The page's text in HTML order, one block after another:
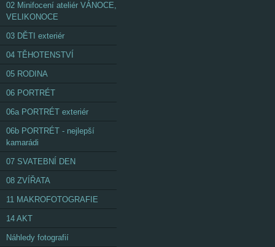
02 Minifocení ateliér VÁNOCE,
VELIKONOCE
03 DĚTI exteriér
04 TĚHOTENSTVÍ
05 RODINA
06 PORTRÉT
06a PORTRÉT exteriér
06b PORTRÉT - nejlepší
kamarádi
07 SVATEBNÍ DEN
08 ZVÍŘATA
11 MAKROFOTOGRAFIE
14 AKT
Náhledy fotografií